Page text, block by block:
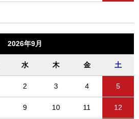
2026年9月
水 木 金 土
2 3 4 5
9 10 11 12